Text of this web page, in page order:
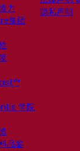
隐私声明
力
集团
学院
品鉴